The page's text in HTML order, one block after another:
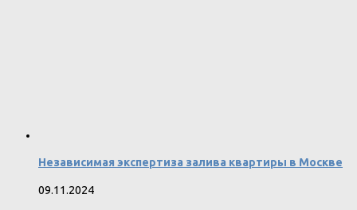
Независимая экспертиза залива квартиры в Москве
09.11.2024